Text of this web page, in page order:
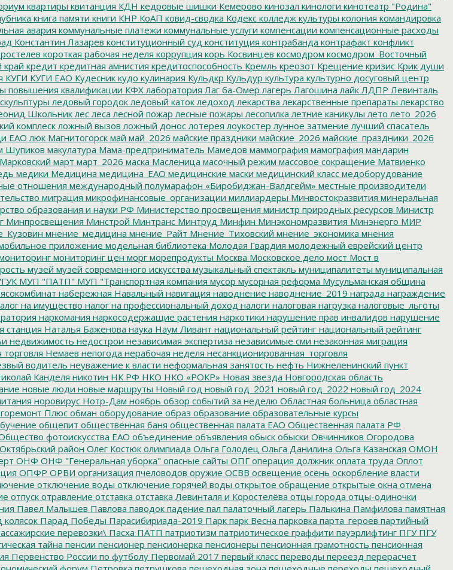
квартиры квитанция КДН кедровые шишки Кемерово кинозал кинологи кинотеатр "Родина"
книга памяти книги КНР КоАП ковид-сводка Кодекс колледж культуры колония командировка
авария коммунальные платежи коммунальные услуги компенсации компенсационные расходы
Константин Лазарев конституционный суд конституция контрабанда контрафакт конфликт
короткая рабочая неделя коррупция корь Косвинцев космодром космодром_Восточный
край кредит кредитная амнистия кредитоспособность Кремль креозот Крещение кризис Крик души
КУГИ КУГИ ЕАО Кудесник кудо кулинария Кульдкр Кульдур культура культурно досуговый центр
повышения квалификации КФХ лаборатория Лаг ба-Омер лагерь Лагошина лайк ЛДПР Левинталь
ледовый городок ледовый каток ледоход лекарства лекарственные препараты лекарство
Школьник лес леса лесной пожар лесные пожары лесопилка летние каникулы лето лето_2026
комплеск ложный вызов ложный донос лотерея лоукостер лунное затмение лучший спасатель
ЕАО люк Магнитогорск май май_2026 майские праздники майские_2026 майские_праздники_2026
Шупиков макулатура Мама-предприниматель Мамедов маммография мамография мандарин
Марковский март март_2026 маска Масленица масочный режим массовое сокращение Матвиенко
медики Медицина медицина_ЕАО медицинские маски медицинский класс медоборудование
отношения международный полумарафон «Биробиджан-Валдгейм» местные производители
миграция микрофинансовые_организации миллиардеры Минвостокразвития минеральная
образования и науки РФ Министерство просвещения министр природных ресурсов Министр
Минпросвещения Минстрой Минтранс Минтруд Минфин Минэкономразвития Минэнерго МИР
мнение_медицина мнение_Райт Мнение_Тиховский мнение_экономика мнения
приложение модельная библиотека Молодая Гвардия молодежный еврейский центр
мониторинг цен морг морепродукты Москва Московское дело мост Мост в
музей музей современного искусства музыкальный спектакль муниципалитеты муниципальная
МУП "ПАТП" МУП "Транспортная компания мусор мусорная реформа Мусульманская община
набережная Навальный навигация наводнение наводнение_2019 награда награждение
на имущество налог на профессиональный доход налоги налоговая нагрузка налоговые_льготы
наркомания наркосодержащие растения наркотики нарушение прав инвалидов нарушение
станция Наталья Баженова наука Наум Ливант национальный рейтинг национальный рейтинг
недвижимость недострои независимая экспертиза независимые сми незаконная миграция
торговля Немаев непогода нерабочая неделя несанкционированная_торговля
водитель неуважение к власти неформальная занятость нефть Нижнеленинский пункт
Канделя никотин НК РФ НКО НКО «РОКР» Новая звезда Новгородская область
новые люди новые маршруты Новый год новый год_2021 новый год_2022 новый год_2024
норовирус Нотр-Дам ноябрь обзор событий за неделю Областная больница областная
Плюсобман оборудование образ образование образовательные курсы
общепит общественная баня общественная палата ЕАО Общественная палата РФ
фотоискусства ЕАО объединение объявления обыск обыски Овчинников Огородова
Октябрьский район Олег Костюк олимпиада Ольга Голодец Ольга Данилина Ольга Казанская ОМОН
ОНФ ОНФ "Генеральная уборка" опасные сайты ОПГ операция должник оплата труда Оплот
ОПФР ОРВИ организация пчеловодов оружие ОСВВ освещение осень оскорбление власти
отключение воды отключение горячей воды открытое обращение открытые окна отмена
отпуск отравление отставка отставка Левинталя и Коростелёва отцы города отцы-одиночки
Павел Малышев Павлова паводок падение пал палаточный лагерь Палькина Памфилова памятная
колясок Парад Победы Парасибириада-2019 Парк парк Весна парковка парта_героев партийный
перевозки\ Пасха ПАТП патриотизм патриотическое граффити пауэрлифтинг ПГУПГУ
тайна пенсии пенсионер пенсионерка пенсионеры пенсионная грамотность пенсионная
Первенство России по футболу Первомай 2017 первый класс переводы переезд перерасчет